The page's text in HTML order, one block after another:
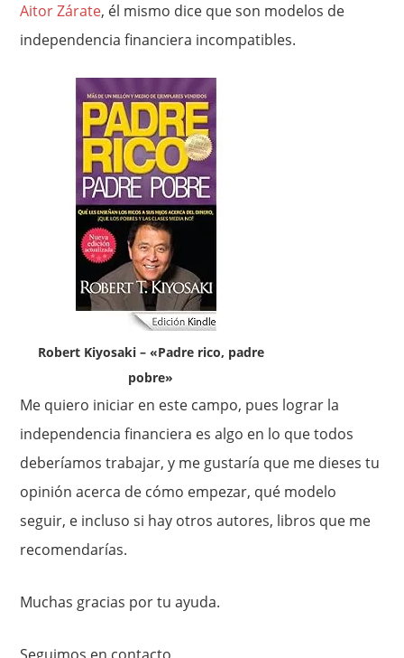
Aitor Zárate, él mismo dice que son modelos de
independencia financiera incompatibles.
Robert Kiyosaki – «Padre rico, padre
pobre»
Me quiero iniciar en este campo, pues lograr la
independencia financiera es algo en lo que todos
deberíamos trabajar, y me gustaría que me dieses tu
opinión acerca de cómo empezar, qué modelo
seguir, e incluso si hay otros autores, libros que me
recomendarías.
Muchas gracias por tu ayuda.